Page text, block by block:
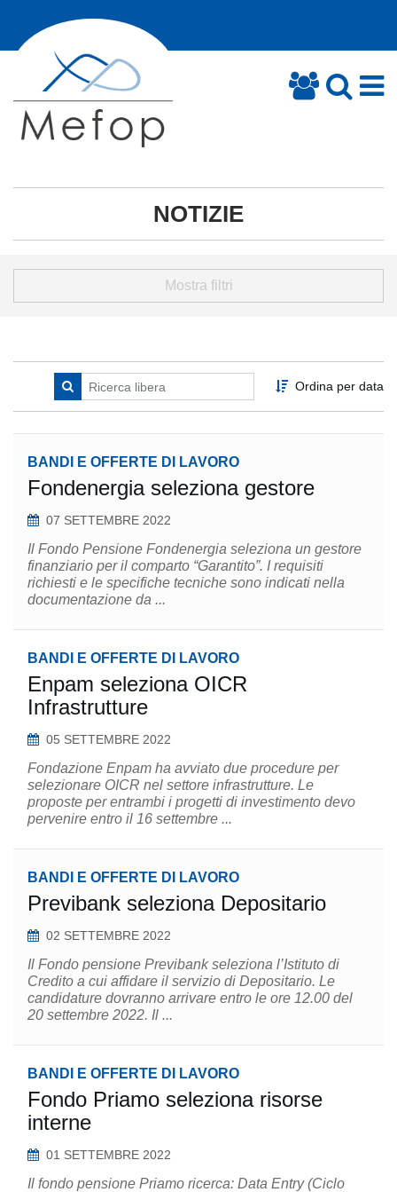
NOTIZIE
Mostra filtri
Ordina per data
BANDI E OFFERTE DI LAVORO
Fondenergia seleziona gestore
07 SETTEMBRE 2022
Il Fondo Pensione Fondenergia seleziona un gestore
finanziario per il comparto “Garantito”. I requisiti
richiesti e le specifiche tecniche sono indicati nella
documentazione da ...
BANDI E OFFERTE DI LAVORO
Enpam seleziona OICR
Infrastrutture
05 SETTEMBRE 2022
Fondazione Enpam ha avviato due procedure per
selezionare OICR nel settore infrastrutture. Le
proposte per entrambi i progetti di investimento devo
pervenire entro il 16 settembre ...
BANDI E OFFERTE DI LAVORO
Previbank seleziona Depositario
02 SETTEMBRE 2022
Il Fondo pensione Previbank seleziona l’Istituto di
Credito a cui affidare il servizio di Depositario. Le
candidature dovranno arrivare entro le ore 12.00 del
20 settembre 2022. Il ...
BANDI E OFFERTE DI LAVORO
Fondo Priamo seleziona risorse
interne
01 SETTEMBRE 2022
Il fondo pensione Priamo ricerca: Data Entry (Ciclo